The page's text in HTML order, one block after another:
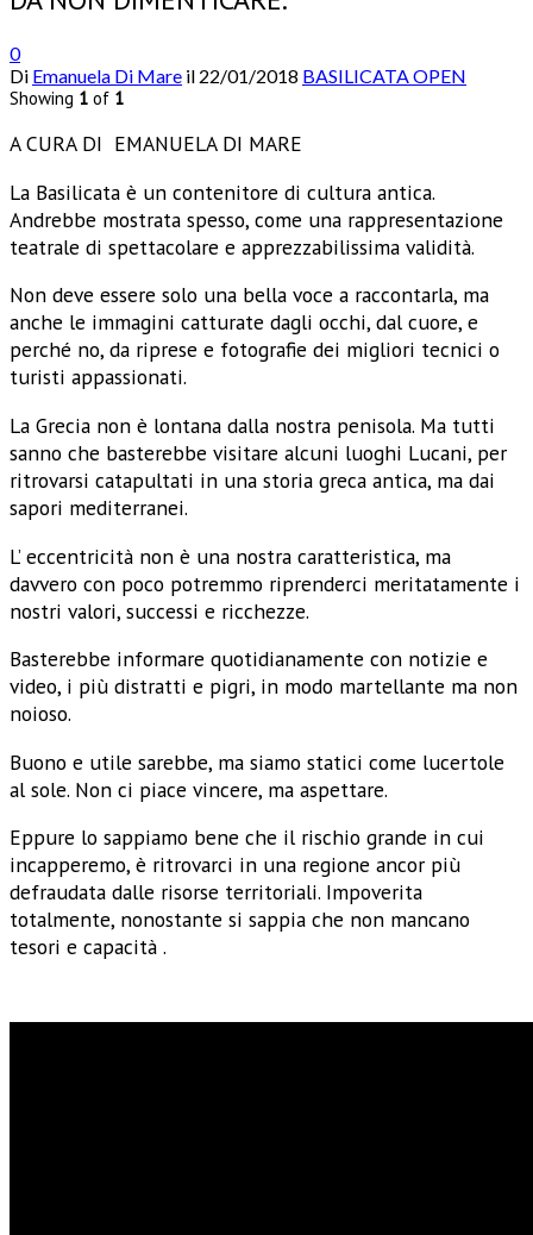
0
Di Emanuela Di Mare il 22/01/2018 BASILICATA OPEN
Showing 1 of 1
A CURA DI EMANUELA DI MARE
La Basilicata è un contenitore di cultura antica.
Andrebbe mostrata spesso, come una rappresentazione
teatrale di spettacolare e apprezzabilissima validità.
Non deve essere solo una bella voce a raccontarla, ma
anche le immagini catturate dagli occhi, dal cuore, e
perché no, da riprese e fotografie dei migliori tecnici o
turisti appassionati.
La Grecia non è lontana dalla nostra penisola. Ma tutti
sanno che basterebbe visitare alcuni luoghi Lucani, per
ritrovarsi catapultati in una storia greca antica, ma dai
sapori mediterranei.
L’ eccentricità non è una nostra caratteristica, ma
davvero con poco potremmo riprenderci meritatamente i
nostri valori, successi e ricchezze.
Basterebbe informare quotidianamente con notizie e
video, i più distratti e pigri, in modo martellante ma non
noioso.
Buono e utile sarebbe, ma siamo statici come lucertole
al sole. Non ci piace vincere, ma aspettare.
Eppure lo sappiamo bene che il rischio grande in cui
incapperemo, è ritrovarci in una regione ancor più
defraudata dalle risorse territoriali. Impoverita
totalmente, nonostante si sappia che non mancano
tesori e capacità .